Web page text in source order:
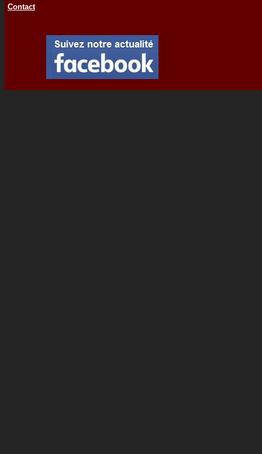
Contact